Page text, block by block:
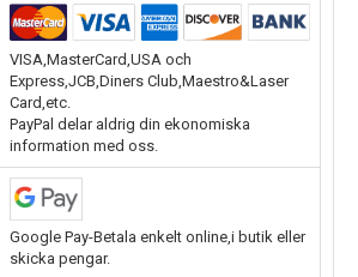
VISA,MasterCard,USA och
Express,JCB,Diners Club,Maestro&Laser
Card,etc.
PayPal delar aldrig din ekonomiska
information med oss.
Google Pay-Betala enkelt online,i butik eller
skicka pengar.